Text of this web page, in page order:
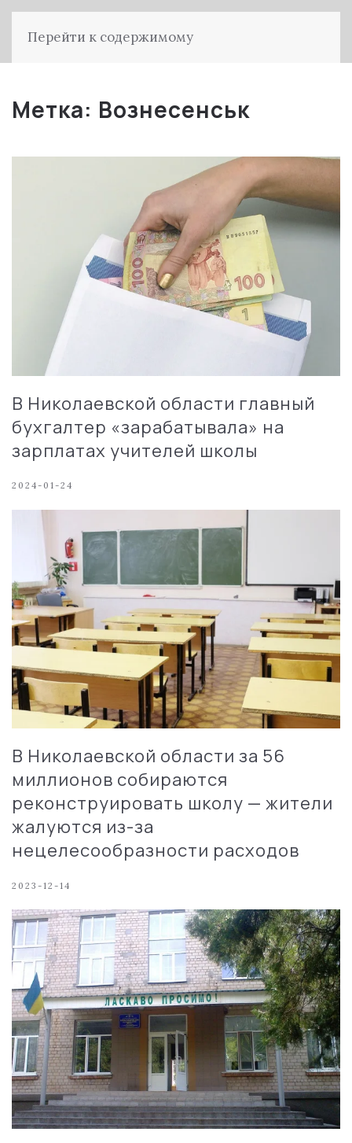
Перейти к содержимому
Метка: Вознесенськ
В Николаевской области главный
бухгалтер «зарабатывала» на
зарплатах учителей школы
2024-01-24
В Николаевской области за 56
миллионов собираются
реконструировать школу — жители
жалуются из-за
нецелесообразности расходов
2023-12-14